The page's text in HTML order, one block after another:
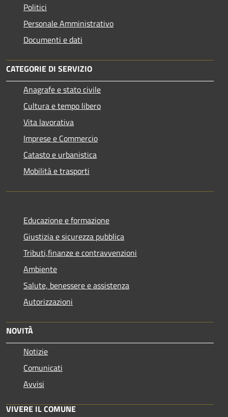
Politici
Personale Amministrativo
Documenti e dati
CATEGORIE DI SERVIZIO
Anagrafe e stato civile
Cultura e tempo libero
Vita lavorativa
Imprese e Commercio
Catasto e urbanistica
Mobilità e trasporti
Educazione e formazione
Giustizia e sicurezza pubblica
Tributi,finanze e contravvenzioni
Ambiente
Salute, benessere e assistenza
Autorizzazioni
NOVITÀ
Notizie
Comunicati
Avvisi
VIVERE IL COMUNE